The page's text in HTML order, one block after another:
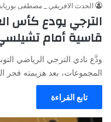
الحدث الافريقي _ مصطفى
الترجي يودع كأس
قاسية أمام
ودَّع نادي الترجي الرياضي
المجموعات، بعد هزيمته فجر
تابع القراءة